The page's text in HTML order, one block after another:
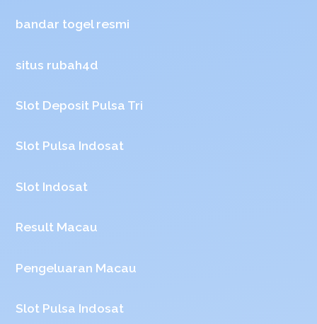
bandar togel resmi
situs rubah4d
Slot Deposit Pulsa Tri
Slot Pulsa Indosat
Slot Indosat
Result Macau
Pengeluaran Macau
Slot Pulsa Indosat